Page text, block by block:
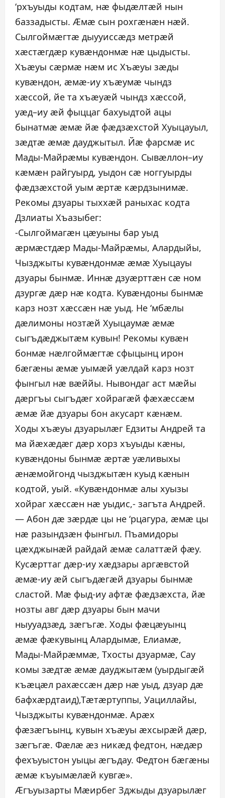
‘рхъуыды кодтам, нæ фыдæлтæй нын
баззадысты. Æмæ сын рохгæнæн нæй.
Сылгоймæгтæ дыууиссæдз метрæй
хæстæгдæр кувæндонмæ нæ цыдысты.
Хъæуы сæрмæ нæм ис Хъæуы зæды
кувæндон, æмæ-иу хъæумæ чындз
хæссой, йе та хъæуæй чындз хæссой,
уæд–иу æй фыццаг бахуыдтой ацы
бынатмæ æмæ йæ фæдзæхстой Хуыцауыл,
зæдтæ æмæ дауджытыл. Йæ фарсмæ ис
Мады-Майрæмы кувæндон. Сывæллон–иу
кæмæн райгуырд, уыдон сæ ноггуырды
фæдзæхстой уым æртæ кæрдзынимæ.
Рекомы дзуары тыххæй раныхас кодта
Дзлиаты Хъазыбег:
-Сылгоймагæн цæуыны бар уыд
æрмæстдæр Мады-Майрæмы, Алардыйы,
Чызджыты кувæндонмæ æмæ Хуыцауы
дзуары бынмæ. Иннæ дзуæрттæн сæ ном
дзургæ дæр нæ кодта. Кувæндоны бынмæ
карз нозт хæссæн нæ уыд. Не ‘мбæлы
дæлимоны нозтæй Хуыцаумæ æмæ
сыгъдæджытæм кувын! Рекомы кувæн
бонмæ нæлгоймæгтæ сфыцынц ирон
бæгæны æмæ уымæй уæлдай карз нозт
фынгыл нæ вæййы. Нывондаг аст мæйы
дæргъы сыгъдæг хойрагæй фæхæссæм
æмæ йæ дзуары бон акусарт кæнæм.
Ходы хъæуы дзуарылæг Едзиты Андрей та
ма йæхæдæг дæр хорз хъуыды кæны,
кувæндоны бынмæ æртæ уæливыхы
æнæмойгонд чызджытæн куыд кæнын
кодтой, уый. «Кувæндонмæ алы хуызы
хойраг хæссæн нæ уыдис,- загъта Андрей.
— Абон дæ зæрдæ цы не ‘рцагура, æмæ цы
нæ разындзæн фынгыл. Пъамидоры
цæхджынæй райдай æмæ салаттæй фæу.
Кусæрттаг дæр-иу хæдзары аргæвстой
æмæ-иу æй сыгъдæгæй дзуары бынмæ
сластой. Мæ фыд-иу афтæ фæдзæхста, йæ
нозты авг дæр дзуары бын мачи
ныууадзæд, зæгъгæ. Ходы фæцæуынц
æмæ фæкувынц Алардымæ, Елиамæ,
Мады-Майрæммæ, Тхосты дзуармæ, Сау
комы зæдтæ æмæ дауджытæм (уырдыгæй
къæцæл рахæссæн дæр нæ уыд, дзуар дæ
бафхæрдтаид),Тæтæртуппы, Уациллайы,
Чызджыты кувæндонмæ. Арæх
фæзæгъынц, кувын хъæуы æхсырæй дæр,
зæгъгæ. Фæлæ æз никæд федтон, нæдæр
фехъуыстон уыцы æгъдау. Федтон бæгæны
æмæ къуымæлæй кувгæ».
Æгъуызарты Мæирбег Зджыды дзуарылæг